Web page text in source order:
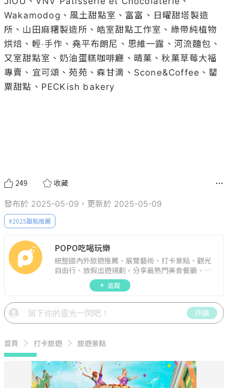
Wakamodog、風土甜點室、富富、日曜甜塔製造
所、山田麻糬製造所、皓室甜點工作室、綠帶純植物
烘焙、輕‧手作、堯平布朗尼、思維一露、河流麵包、
又室甜點室、奶油蛋糕咖啡廳、晴菓、秋菓草莓大福
專賣、宜可頌、苑苑、森甘滴、Scone&Coffee、罌
粟甜點、PECKish bakery
249 收藏
發布於 2025-05-09，更新於 2025-05-09
#2025甜點推薦
POPO吃喝玩樂
統整國內外旅遊推薦、展覽藝術、打卡景點、觀光
自由行、放假出遊規劃，分享最熱門美食餐廳、約
會聚餐、人氣甜點、速食手搖飲、3C科技、心理測
驗、星座運勢、生活雜貨、吃喝玩樂實用資訊。
追蹤
評論
首頁 打卡旅遊 旅遊景點